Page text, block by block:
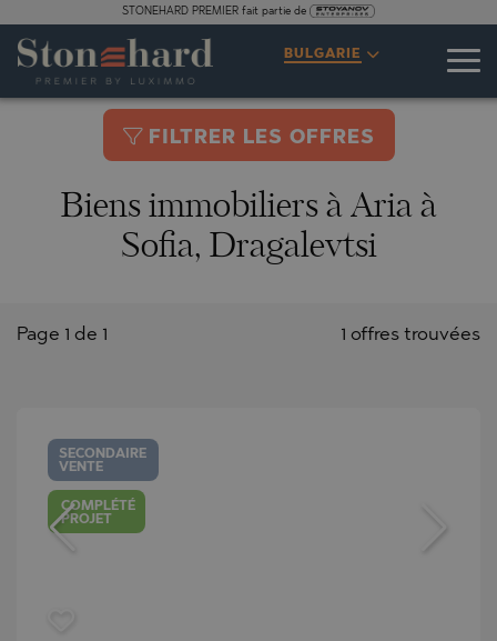
STONEHARD PREMIER fait partie de
BULGARIE
FILTRER LES OFFRES
Biens immobiliers à Aria à
Sofia, Dragalevtsi
1 offres trouvées
Page 1 de 1
SECONDAIRE
VENTE
COMPLÉTÉ
PROJET